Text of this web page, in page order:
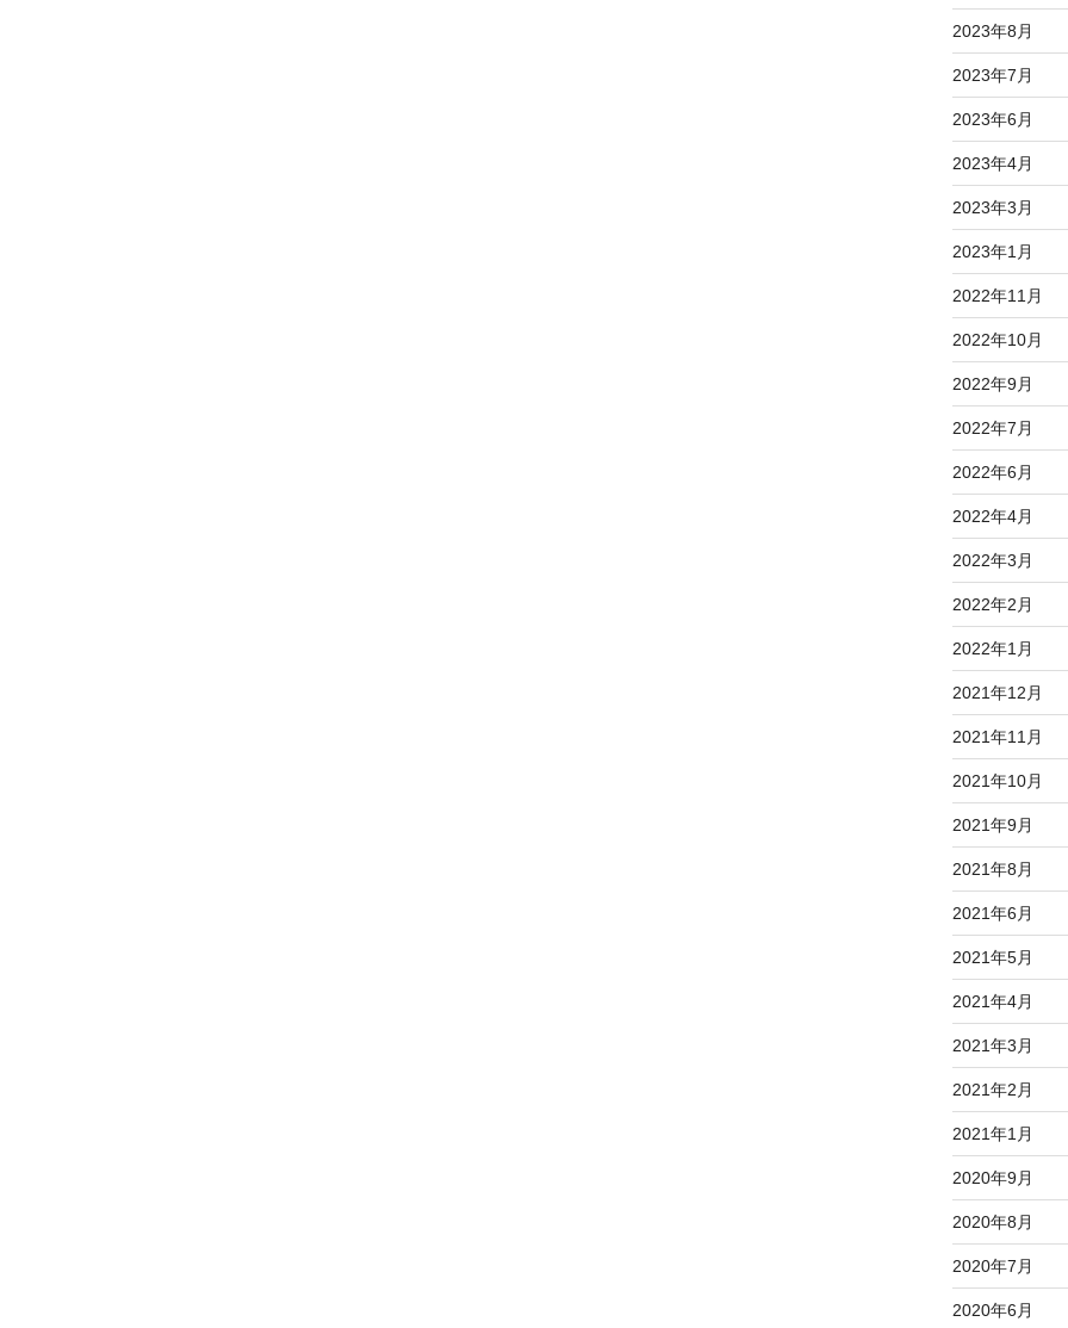
2023年8月
2023年7月
2023年6月
2023年4月
2023年3月
2023年1月
2022年11月
2022年10月
2022年9月
2022年7月
2022年6月
2022年4月
2022年3月
2022年2月
2022年1月
2021年12月
2021年11月
2021年10月
2021年9月
2021年8月
2021年6月
2021年5月
2021年4月
2021年3月
2021年2月
2021年1月
2020年9月
2020年8月
2020年7月
2020年6月